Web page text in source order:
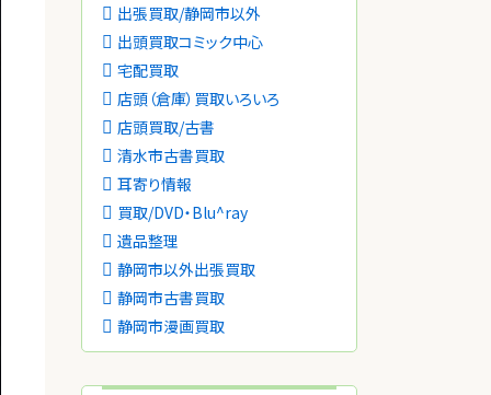
出張買取/静岡市以外
出頭買取コミック中心
宅配買取
店頭（倉庫）買取いろいろ
店頭買取/古書
清水市古書買取
耳寄り情報
買取/DVD・Blu^ray
遺品整理
静岡市以外出張買取
静岡市古書買取
静岡市漫画買取